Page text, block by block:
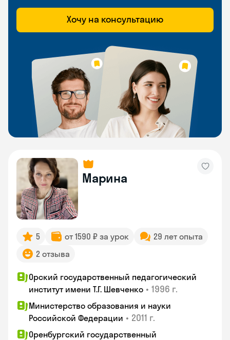
Хочу на консультацию
Марина
5 от 1590 ₽ за урок
29 лет опыта
2 отзыва
Орский государственный педагогический
институт имени Т.Г. Шевченко • 1996 г.
Министерство образования и науки
Российской Федерации • 2011 г.
Оренбургский государственный